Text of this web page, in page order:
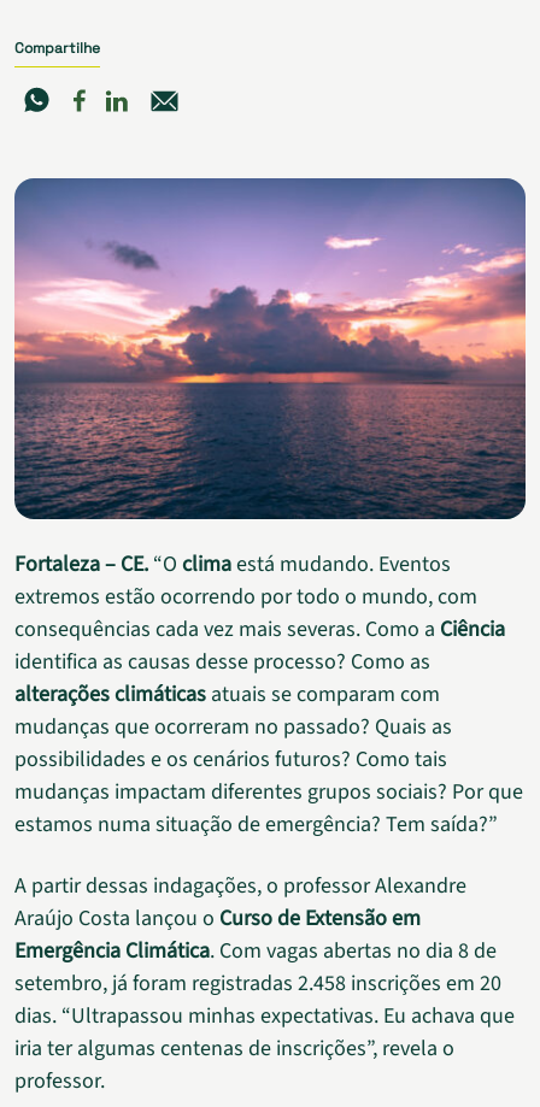
Compartilhe
Fortaleza – CE. “O climaestá mudando. Eventos
extremos estão ocorrendo por todo o mundo, com
consequências cada vez mais severas. Como a Ciência
identifica as causas desse processo? Como as
alterações climáticas atuais se comparam com
mudanças que ocorreram no passado? Quais as
possibilidades e os cenários futuros? Como tais
mudanças impactam diferentes grupos sociais? Por que
estamos numa situação de emergência? Tem saída?”
A partir dessas indagações, o professor Alexandre
Araújo Costa lançou o Curso de Extensão em
Emergência Climática. Com vagas abertas no dia 8 de
setembro, já foram registradas 2.458 inscrições em 20
dias. “Ultrapassou minhas expectativas. Eu achava que
iria ter algumas centenas de inscrições”, revela o
professor.